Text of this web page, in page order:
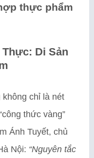
thực phẩm
Di Sản
chỉ là nét
thức vàng”
Ánh Tuyết, chủ
Nội: “Nguyên tắc